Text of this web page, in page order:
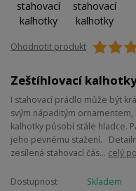
Ohodnotit produkt
Zeštíhlovací
I stahovací prádlo může být
svým nápaditým
kalhotky působí stále hladce.
jeho pevnému stažení.
zesílená stahovací čás... celý
Dostupnost
Skladem